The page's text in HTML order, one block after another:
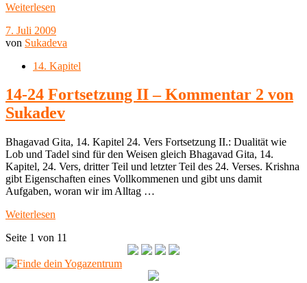
Weiterlesen
7. Juli 2009
von Sukadeva
14. Kapitel
14-24 Fortsetzung II – Kommentar 2 von
Sukadev
Bhagavad Gita, 14. Kapitel 24. Vers Fortsetzung II.: Dualität wie
Lob und Tadel sind für den Weisen gleich Bhagavad Gita, 14.
Kapitel, 24. Vers, dritter Teil und letzter Teil des 24. Verses. Krishna
gibt Eigenschaften eines Vollkommenen und gibt uns damit
Aufgaben, woran wir im Alltag …
Weiterlesen
Seite 1 von 11